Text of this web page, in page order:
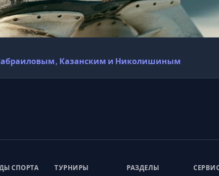
Казанским и Николишиным
СПОРТА ТУРНИРЫ РАЗДЕЛЫ